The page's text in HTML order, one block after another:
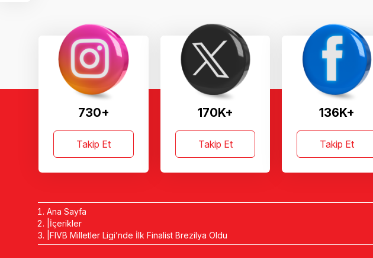
730+
Takip Et
170K+
Takip Et
136K+
Takip Et
Ana Sayfa
İçerikler
FIVB Milletler Ligi’nde İlk Finalist Brezilya Oldu